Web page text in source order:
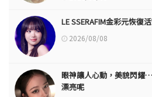
LE SSERAFIM金彩元恢復
2026/08/08
眼神讓人心動，美貌閃
漂亮呢